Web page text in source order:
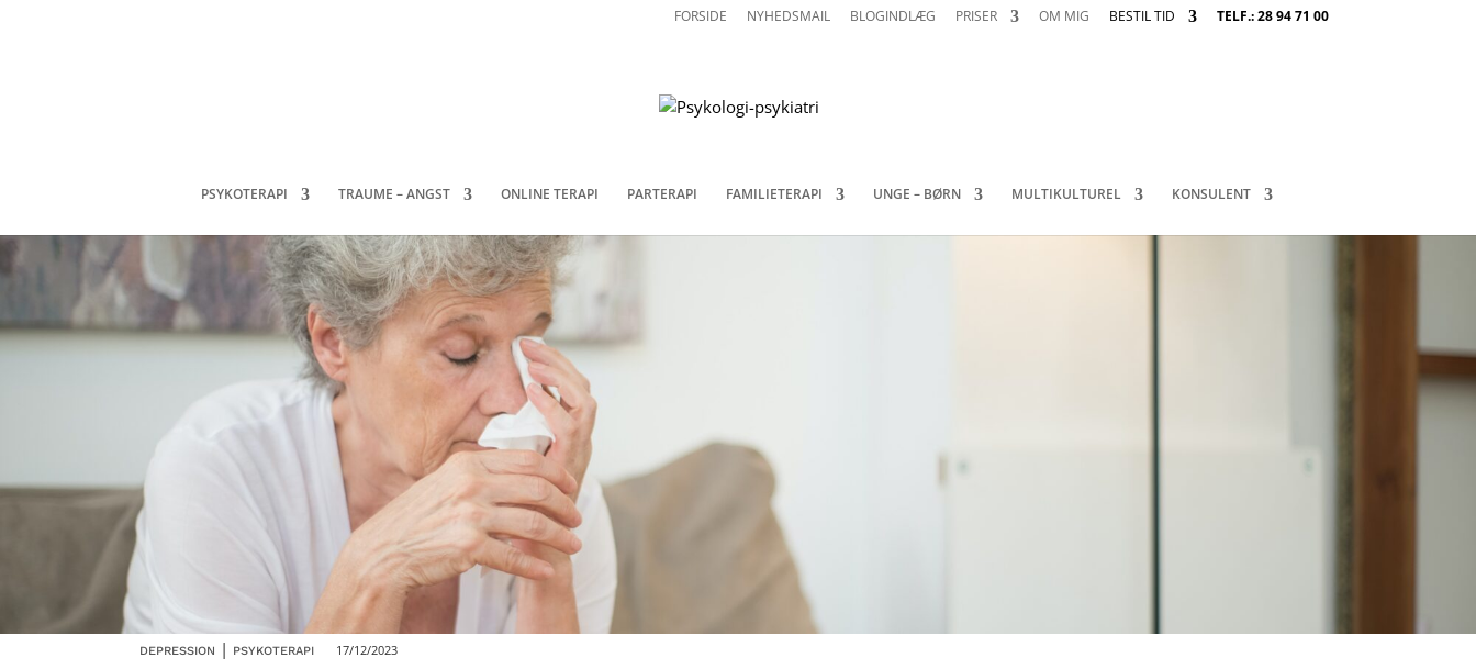
FORSIDE NYHEDSMAIL BLOGINDLÆG PRISER OM MIG BESTIL TID TELF.: 28 94 71 00
PSYKOTERAPI TRAUME – ANGST ONLINE TERAPI PARTERAPI FAMILIETERAPI UNGE – BØRN MULTIKULTUREL KONSULENT
DEPRESSION | PSYKOTERAPI 17/12/2023